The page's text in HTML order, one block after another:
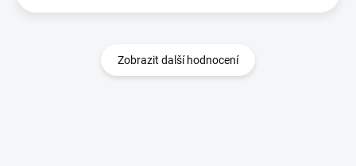
Zobrazit další hodnocení